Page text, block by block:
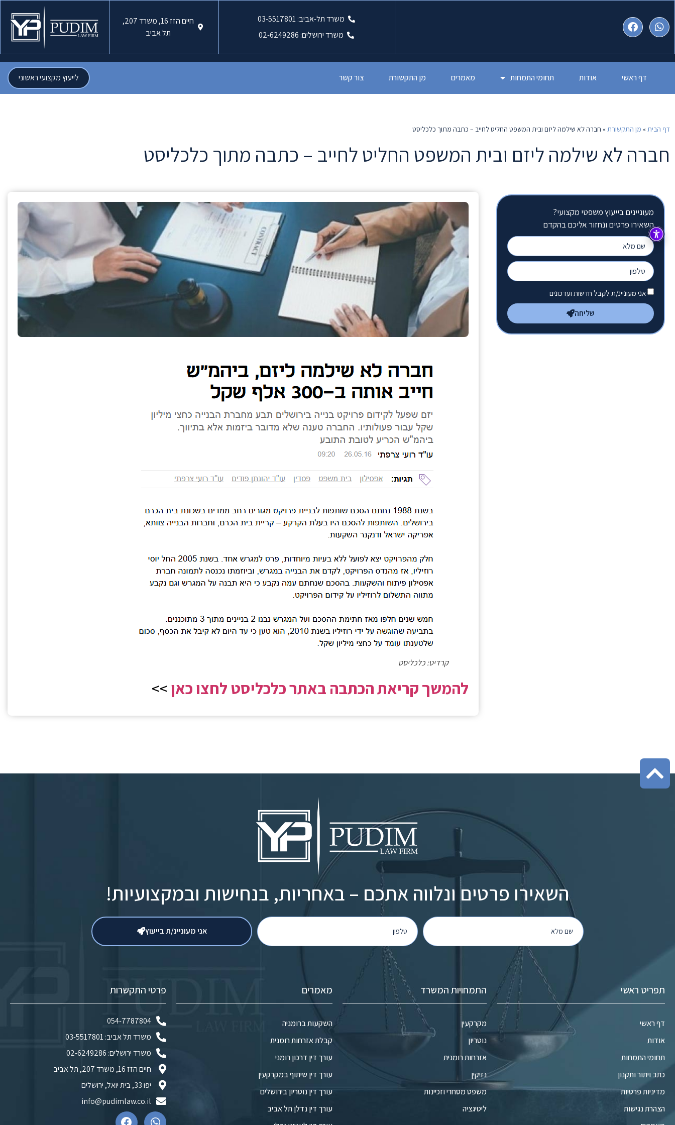
משרד תל-אביב: 03-5517801
משרד ירושלים: 02-6249286
חיים הזז 16, משרד 207,
תל אביב
דף ראשי אודות תחומי התמחות מאמרים מן התקשורת צור קשר לייעוץ מקצועי ראשוני
דף הבית» מן התקשורת» חברה לא שילמה ליזם ובית המשפט החליט לחייב – כתבה מתוך כלכליסט
חברה לא שילמה ליזם ובית המשפט החליט לחייב – כתבה מתוך כלכליסט
מעוניינים בייעוץ משפטי מקצועי?
השאירו פרטים ונחזור אליכם בהקדם
אני מעוניינ/ת לקבל חדשות ועדכונים
שליחה
קרדיט: כלכליסט
להמשך קריאת הכתבה באתר כלכליסט לחצו כאן>>
השאירו פרטים ונלווה אתכם – באחריות, בנחישות ובמקצועיות!
אני מעוניינ/ת בייעוץ
תפריט ראשי
דף ראשי
אודות
תחומי התמחות
כתב ויתור ותקנון
מדיניות פרטיות
הצהרת נגישות
התמחויות המשרד
מקרקעין
נוטריון
אזרחות רומנית
נזיקין
משפט מסחרי וזכיינות
ליטיגציה
מאמרים
השקעות ברומניה
קבלת אזרחות רומנית
עורך דין דרכון רומני
עורך דין שיתוף במקרקעין
עורך דין נוטריון בירושלים
עורך דין נדלן תל אביב
פרטי התקשרות
054-7787804
משרד תל אביב: 03-5517801
משרד ירושלים: 02-6249286
חיים הזז 16, משרד 207, תל אביב
יפו 33, בית יואל, ירושלים
info@pudimlaw.co.il